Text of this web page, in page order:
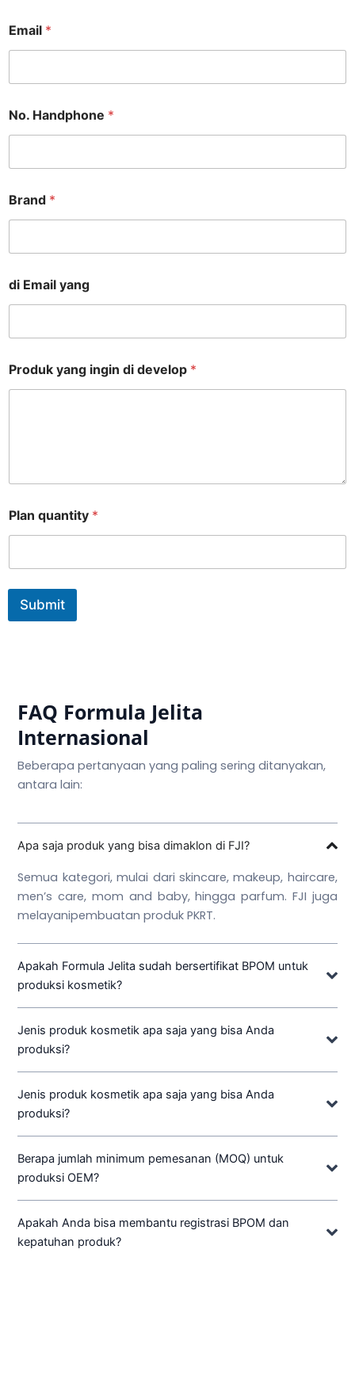
Email *
No. Handphone *
Brand *
di Email yang
Produk yang ingin di develop *
Plan quantity *
Submit
FAQ Formula Jelita
Internasional
Beberapa pertanyaan yang paling sering ditanyakan,
antara lain:
Apa saja produk yang bisa dimaklon di FJI?
Semua kategori, mulai dari skincare, makeup, haircare,
men’s care, mom and baby, hingga parfum. FJI juga
melayanipembuatan produk PKRT.
Apakah Formula Jelita sudah bersertifikat BPOM untuk
produksi kosmetik?
Jenis produk kosmetik apa saja yang bisa Anda
produksi?
Jenis produk kosmetik apa saja yang bisa Anda
produksi?
Berapa jumlah minimum pemesanan (MOQ) untuk
produksi OEM?
Apakah Anda bisa membantu registrasi BPOM dan
kepatuhan produk?